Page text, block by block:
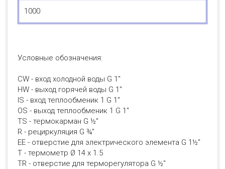
1000
Условные обозначения:
CW - вход холодной воды G 1"
HW - выход горячей воды G 1"
IS - вход теплообменик 1 G 1"
OS - выход теплообменик 1 G 1"
TS - термокарман G ½"
R - рециркуляция G ¾"
EE - отверстие для электрического элемента G 1½"
T - термометр Ø 14 x 1.5
TR - отверстие для терморегулятора G ½"